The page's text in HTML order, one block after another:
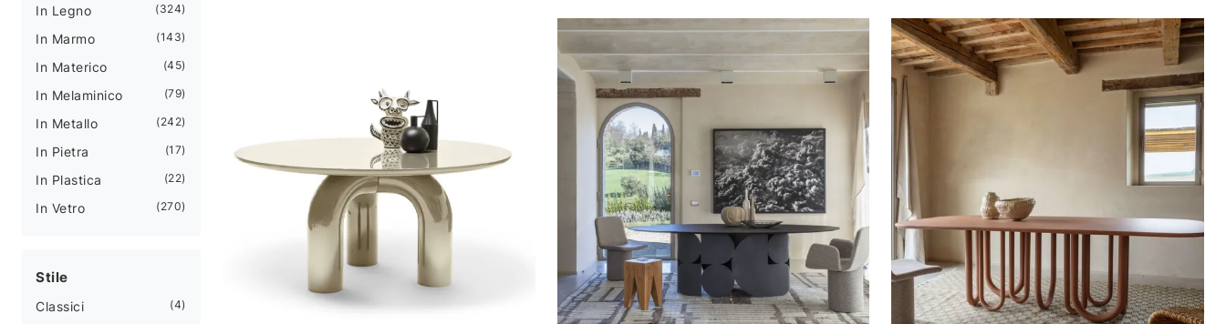
In Legno 324
In Marmo 143
In Materico 45
In Melaminico 79
In Metallo 242
In Pietra 17
In Plastica 22
In Vetro 270
Stile
Classici 4